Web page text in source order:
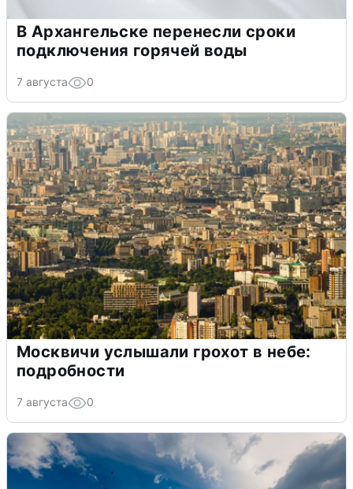
В Архангельске перенесли сроки
подключения горячей воды
7 августа 0
Москвичи услышали грохот в небе:
подробности
7 августа 0